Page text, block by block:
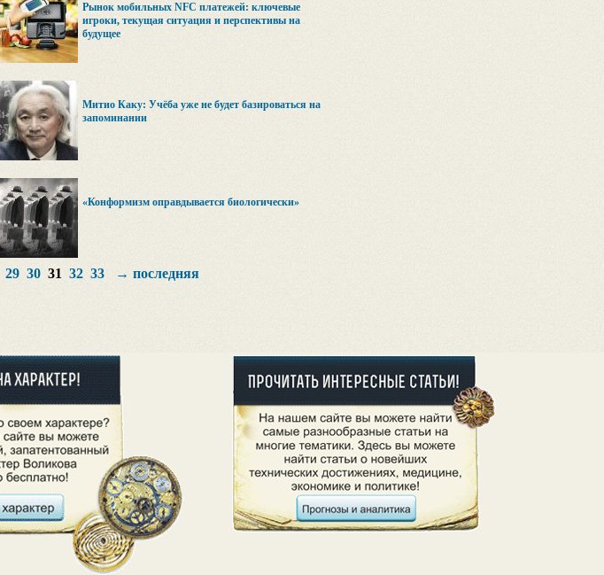
Рынок мобильных NFC платежей: ключевые
игроки, текущая ситуация и перспективы на
будущее
Митио Каку: Учёба уже не будет базироваться на
запоминании
«Конформизм оправдывается биологически»
29 30 31 32 33 → последняя